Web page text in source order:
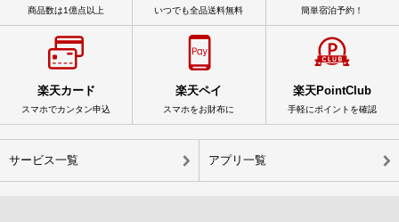
商品数は1億点以上 いつでも全品送料無料 簡単宿泊予約！
楽天カード
スマホでカンタン申込
楽天ペイ
スマホをお財布に
楽天PointClub
手軽にポイントを確認
サービス一覧 アプリ一覧